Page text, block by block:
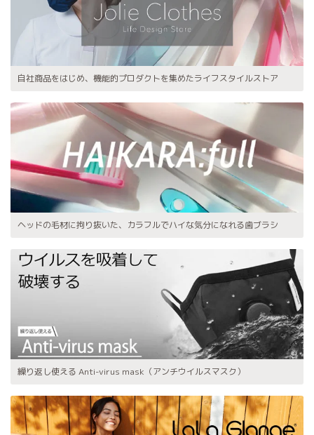
自社商品をはじめ、機能的プロダクトを集めたライフスタイルストア
ヘッドの毛材に拘り抜いた、カラフルでハイな気分になれる歯ブラシ
繰り返し使える Anti-virus mask（アンチウイルスマスク）